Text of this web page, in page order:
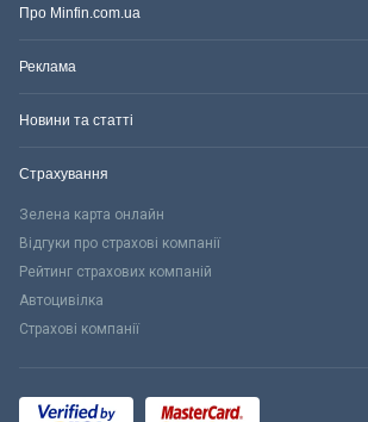
Про Minfin.com.ua
Реклама
Новини та статті
Страхування
Зелена карта онлайн
Відгуки про страхові компанії
Рейтинг страхових компаній
Автоцивілка
Страхові компанії